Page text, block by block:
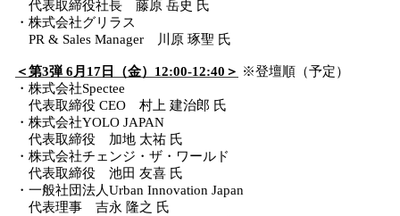
代表取締役社長 藤原 岳史 氏
・株式会社グリラス
PR & Sales Manager 川原 琢聖 氏
＜第3弾 6月17日（金）12:00-12:40＞ ※登壇順（予定）
・株式会社Spectee
代表取締役 CEO 村上 建治郎 氏
・株式会社YOLO JAPAN
代表取締役 加地 太祐 氏
・株式会社チェンジ・ザ・ワールド
代表取締役 池田 友喜 氏
・一般社団法人Urban Innovation Japan
代表理事 吉永 隆之 氏